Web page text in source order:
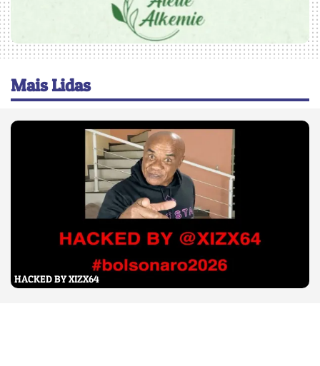
Mais Lidas
HACKED BY XIZX64